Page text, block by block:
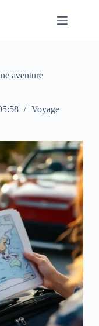
aventure
Voyage